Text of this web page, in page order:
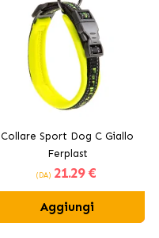
Collare Sport Dog C Giallo
Ferplast
(DA) 21.29 €
Aggiungi